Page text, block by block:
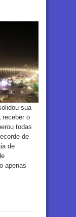
sua
receber o
todas
de
de
apenas